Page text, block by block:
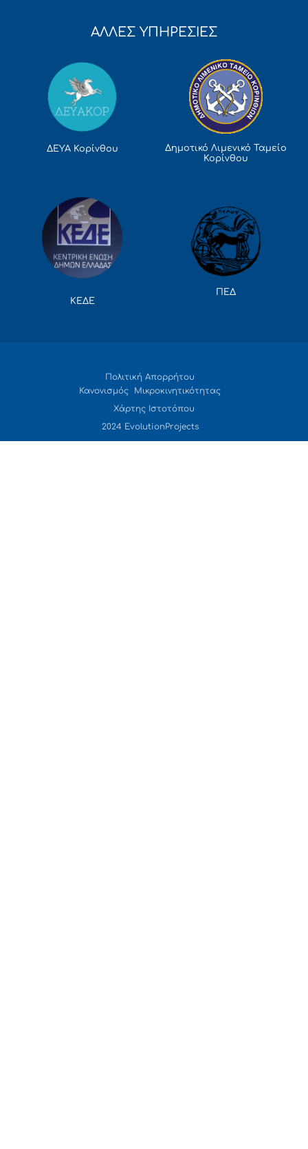
ΑΛΛΕΣ ΥΠΗΡΕΣΙΕΣ
ΔΕΥΑ Κορίνθου
Δημοτικό Λιμενικό Ταμείο
Κορίνθου
ΚΕΔΕ
ΠΕΔ
Πολιτική Απορρήτου
Κανονισμός Μικροκινητικότητας
Χάρτης Ιστοτόπου
2024 EvolutionProjects